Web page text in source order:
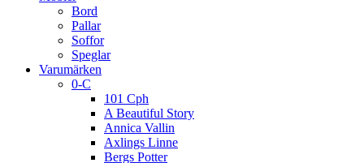
Bord
Pallar
Soffor
Speglar
Varumärken
0-C
101 Cph
A Beautiful Story
Annica Vallin
Axlings Linne
Bergs Potter